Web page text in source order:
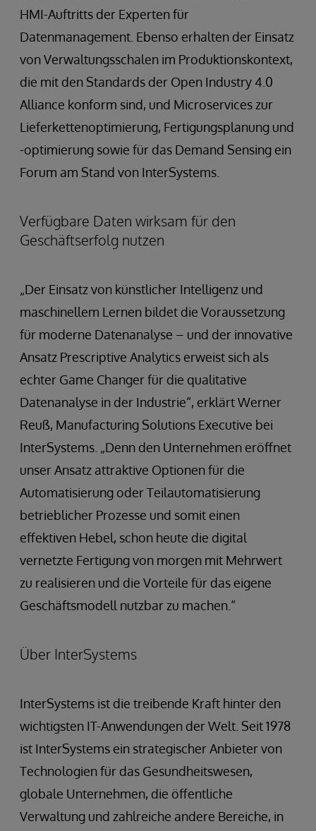
HMI-Auftritts der Experten für
Datenmanagement. Ebenso erhalten der Einsatz
von Verwaltungsschalen im Produktionskontext,
die mit den Standards der Open Industry 4.0
Alliance konform sind, und Microservices zur
Lieferkettenoptimierung, Fertigungsplanung und
-optimierung sowie für das Demand Sensing ein
Forum am Stand von InterSystems.
Verfügbare Daten wirksam für den
Geschäftserfolg nutzen
„Der Einsatz von künstlicher Intelligenz und
maschinellem Lernen bildet die Voraussetzung
für moderne Datenanalyse – und der innovative
Ansatz Prescriptive Analytics erweist sich als
echter Game Changer für die qualitative
Datenanalyse in der Industrie“, erklärt Werner
Reuß, Manufacturing Solutions Executive bei
InterSystems. „Denn den Unternehmen eröffnet
unser Ansatz attraktive Optionen für die
Automatisierung oder Teilautomatisierung
betrieblicher Prozesse und somit einen
effektiven Hebel, schon heute die digital
vernetzte Fertigung von morgen mit Mehrwert
zu realisieren und die Vorteile für das eigene
Geschäftsmodell nutzbar zu machen.“
Über InterSystems
InterSystems ist die treibende Kraft hinter den
wichtigsten IT-Anwendungen der Welt. Seit 1978
ist InterSystems ein strategischer Anbieter von
Technologien für das Gesundheitswesen,
globale Unternehmen, die öffentliche
Verwaltung und zahlreiche andere Bereiche, in